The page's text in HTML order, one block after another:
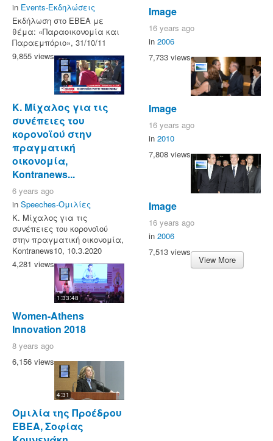
in Events-Εκδηλώσεις
Εκδήλωση στο ΕΒΕΑ με
θέμα: «Παραοικονομία και
Παραεμπόριο», 31/10/11
9,855 views
Κ. Μίχαλος για τις
συνέπειες του
κορονοϊού στην
πραγματική
οικονομία,
Kontranews...
6 years ago
in Speeches-Ομιλίες
Κ. Μίχαλος για τις
συνέπειες του κορονοϊού
στην πραγματική οικονομία,
Kontranews10, 10.3.2020
4,281 views
1:33:48
Women-Athens
Innovation 2018
8 years ago
6,156 views
4:31
Ομιλία της Προέδρου
ΕΒΕΑ, Σοφίας
Image
16 years ago
in 2006
7,733 views
Image
16 years ago
in 2010
7,808 views
Image
16 years ago
in 2006
7,513 views
View More